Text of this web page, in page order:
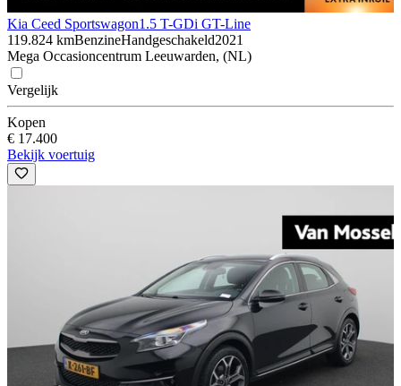
Kia Ceed Sportswagon1.5 T-GDi GT-Line
119.824 kmBenzineHandgeschakeld2021
Mega Occasioncentrum Leeuwarden, (NL)
Vergelijk
Kopen
€ 17.400
Bekijk voertuig